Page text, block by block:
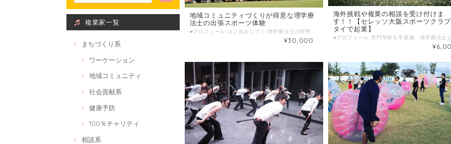
複業家一覧
まちづくり系
ワーケーション
地域コミュニティ
社会貢献系
健康予防
100％チャリティ
相談系
地域コミュニティづくりが得意な理学療
法士の出張スポーツ体験
■プロフィール はじめまして！ 理学療法士の狩野良太と申します。 私は父親がサッカークラブを立ち上げた影響で小学生からサッカーを始めました。その中で仲間の大切さや挫折や喜びを経験し、人間的にも成長することができました。 その経験を生かし、2014年から介護福祉の現場で働く人や学生を主にスポーツを通じて人と人が繋がる場づくりを行い、これまでに述べ約6000名もの仲間の参加がありました。 しかしながら、アクセスや時間等の問題で参加できない人がまだまだいる状況です。そこで、じぶんはけんでは、『理学療法士の出張スポーツ体験』ということでご依頼いただいた法人様や地域までお伺いさせていただきます。 ■わたしの複業 ①理学療法士 14年目 一般・精神病院 5年 介護老人保健施設 8年 その他、訪問リハビリ、介護保険認定審査会委員4年、介護予防教室講師など ②スポーツ サッカー 25年 堺市地域スポーツ指導者/スポーツリーダー 健康経営アドバイザー 奈良県社会人サッカーDMC JOY代表兼監督 6年 (一社)Utori Sports Community代表理事 3年 その他、スポーツ法人ENJIN、まぜこぜスポーツなど ③管理職 住宅型有料老人ホームフォーユー堺深阪 施設長 2019年7月〜現在 介護ステーションハイジ 顧問 2019年1月〜現在 ④好きなこと 運動や旅行など身体を動かすこと 妻と3人の子どもとでかけること パパ歴9年 ■時間内に提供できること 各種スポーツイベントの開催 (フットサル、ウォーキングサッカー、バスケットボール、ソフトバレーボール、ボッチャ、ミニ運動会など) アイスブレイクのコツ イベント開催のコツ ■ こんな人におすすめ 職員のコミュニケーションを促進したい 職員を定着させたい 人材確保したい 健康経営に興味がある 福利厚生を充実させたい これまでに無い職員研修を行いたい ■ 当日の流れとスケジュール 当日打ち合わせ 1. オリエンテーション 自己紹介 2. アイスブレイク 3. 基礎練習 4. ゲーム 5. 感想シェア 集合写真撮影 振り返り ※全て合わせて3時間程度となります。内容については、目的や要望に合わせて変更いたします。 ■ 調整可能な曜日・時間帯 平日:19時以降 土日:全日 上記以外の平日日中についても開催前月中旬までに相談にて調整可能ですので、お気軽にお問い合わせ下さい。 ■ よくある質問 Q.開催までの流れは？ A.開催1ヶ月前までに、開催目的や対象、内容、人数など、ヒアリングをさせていただきます。ヒアリングについて、直接顔合わせ、あるいはメール、LINE、Facebookメッセンジャー、zoom等で行います。 Q.会場の予約はどうするのか？ A.基本的にはご依頼側で予約および会場費の支払いが必要です。フットサルコートの予約のみ、こちらで代行が可能です。 Q.道具の用意は必要ですか？ A.ビブス(ぜっけん)、マーカー、ホイッスル、各種スポーツの道具は、無料貸与します。その他、ご希望内容により特別な道具を要する場合は、別途ご相談させていただきます。 Q.怪我した場合はどうするの？ A.簡単な応急処置のみ行います。イベント保険に加入していますので、保険の補償範囲内のみ保険対応可能となりますが、それ以上の補償は一切負えません。 Q.写真撮影は可能ですか？ A.可能です。ホームページ等での写真活用も可。 フォトグラファーの依頼も可能。1回3000円から要相談。 ■ 価格 30000円/3時間
¥30,000
海外挑戦や複業の相談を受け付けま
す！！【セレッソ大阪スポーツクラ
タイで起業】